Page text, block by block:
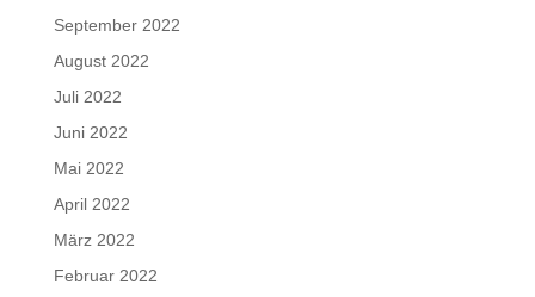
September 2022
August 2022
Juli 2022
Juni 2022
Mai 2022
April 2022
März 2022
Februar 2022